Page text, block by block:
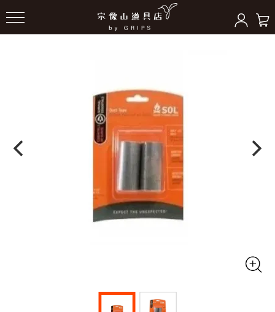
その他小物